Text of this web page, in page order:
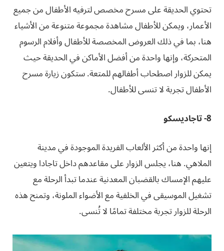
تحتوي الحديقة على مسرح مخصص لترفيه الأطفال من جميع
الأعمار، ويمكن للأطفال مشاهدة مجموعة متنوعة من الأشياء
هنا، بما في ذلك العروض المخصصة للأطفال وأفلام الرسوم
المتحركة، وإنها واحدة من أفضل الأماكن في الحديقة حيث
يمكن للزوار اصطحاب أطفالهم للمتعة. ستكون زيارة مسرح
الأطفال تجربة لا تنسى للأطفال.
8- تاجاديسكو
إنها واحدة من أكثر الألعاب الفريدة الموجودة في مدينة
الملاهي. هنا، يجلس الزوار على مقاعدهم داخل تاجادا ويتعين
عليهم الإمساك بالقضبان المعدنية عندما تبدأ الرحلة مع
تشغيل الموسيقى في الخلفية مع الأضواء الملونة، وتمنح هذه
الرحلة للزوار تجربة مختلفة تمامًا لا تُنسى.